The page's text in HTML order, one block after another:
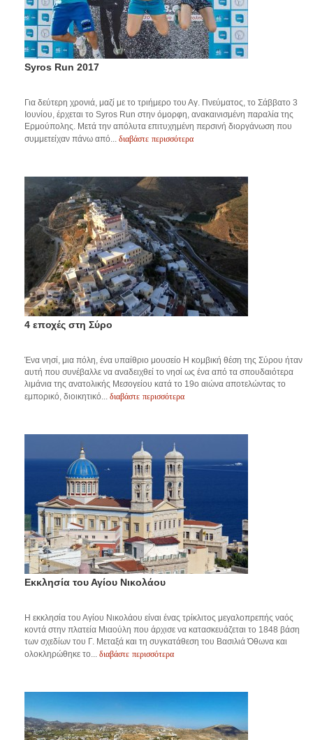
Syros Run 2017
Για δεύτερη χρονιά, μαζί με το τριήμερο του Αγ. Πνεύματος, το Σάββατο 3
Ιουνίου, έρχεται το Syros Run στην όμορφη, ανακαινισμένη παραλία της
Ερμούπολης. Μετά την απόλυτα επιτυχημένη περσινή διοργάνωση που
συμμετείχαν πάνω από... διαβάστε περισσότερα
4 εποχές στη Σύρο
Ένα νησί, μια πόλη, ένα υπαίθριο μουσείο Η κομβική θέση της Σύρου ήταν
αυτή που συνέβαλλε να αναδειχθεί το νησί ως ένα από τα σπουδαιότερα
λιμάνια της ανατολικής Μεσογείου κατά το 19ο αιώνα αποτελώντας το
εμπορικό, διοικητικό... διαβάστε περισσότερα
Εκκλησία του Αγίου Νικολάου
Η εκκλησία του Αγίου Νικολάου είναι ένας τρίκλιτος μεγαλοπρεπής ναός
κοντά στην πλατεία Μιαούλη που άρχισε να κατασκευάζεται το 1848 βάση
των σχεδίων του Γ. Μεταξά και τη συγκατάθεση του Βασιλιά Όθωνα και
ολοκληρώθηκε το... διαβάστε περισσότερα